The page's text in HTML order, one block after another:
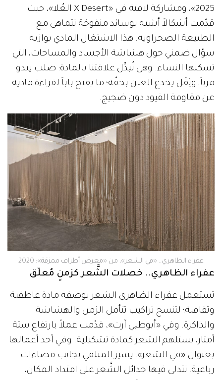
2025»، ومشاركة لافتة في «X Desert العُلا»، حيث
قدّمت أشكالاً أشبه بوسائد منفوخة تتماهى مع
الطبيعة الصحراوية. هذا الاشتغال المادي يوازيه
سؤال ضمني حول هشاشة الأجساد والمساحات، التي
تسكنها النساء. وهي تُبدِّل علاقتنا بالمادة: صلب يبدو
مرناً، وثِقَل يخدع العين بخفّة؛ ما يفتح باباً لقراءة مادية
عن مقاومة القيود دون ضجيج.
عفراء الظاهري.. «في الشعر»، من «معرض أطراف ممزقة»: 2020
عفراء الظاهري.. خصلات الشَّعر كزمنٍ مُعلّق
تستعمل عفراء الظاهري الشعر بوصفه مادة عاطفية
وثقافية؛ لتنسج تراكيب تتأمل الزمن والهشاشة
والذاكرة. وفي «أبوظبي آرت»، قدّمت عملاً بارتفاع ستة
أمتار، يستلهم الشعر كمادة تشكيلية. وفي أحد أعمالها
بعنوان «في الشعر»، يسير المتلقي بجانب فضاءات
رباعية، تتدلى فيها جدائل الشَّعر على امتداد المكان،